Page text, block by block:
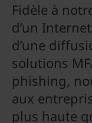
Fidèle à
d’un
d’une
solutions
phishing,
aux
plus haute